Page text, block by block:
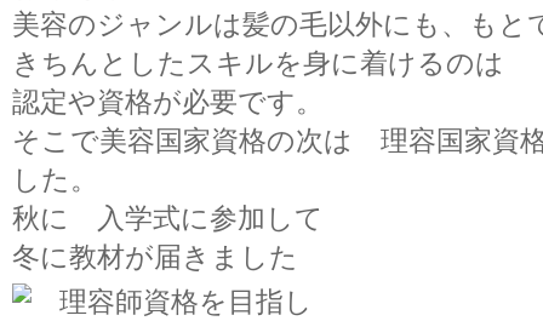
美容のジャンルは髪の毛以外にも、もと
きちんとしたスキルを身に着けるのは
認定や資格が必要です。
そこで美容国家資格の次は 理容国家資
した。
秋に 入学式に参加して
冬に教材が届きました